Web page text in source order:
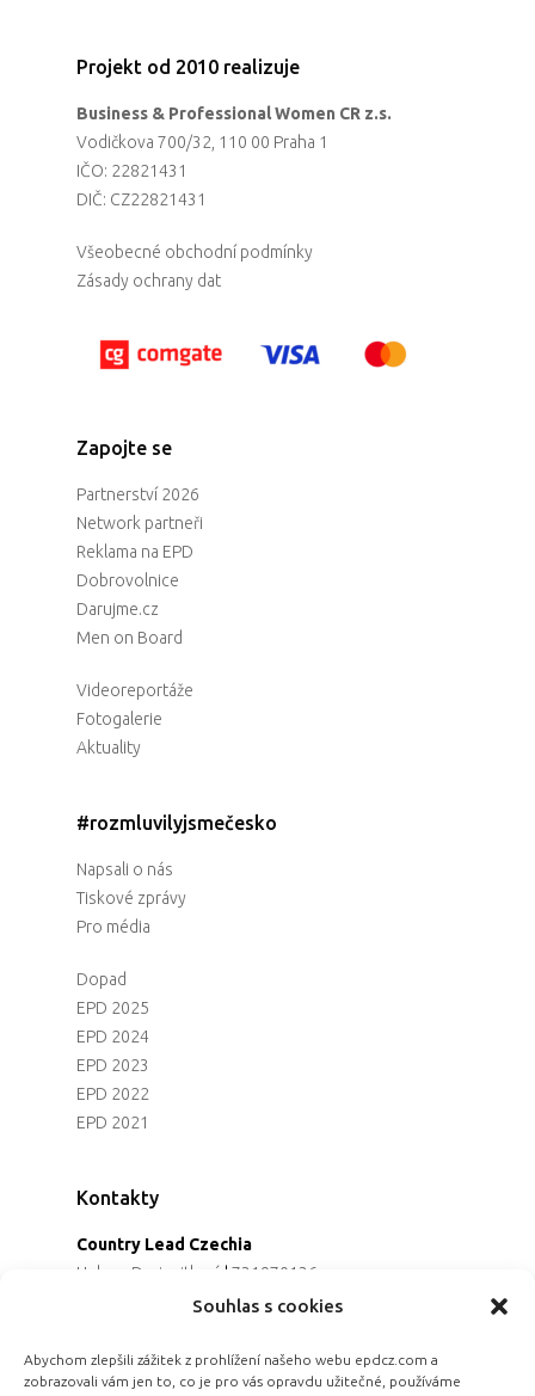
Souhlas s cookies
Abychom zlepšili zážitek z prohlížení našeho webu epdcz.com a
zobrazovali vám jen to, co je pro vás opravdu užitečné, používáme
Projekt od 2010 realizuje
Business & Professional Women CR z.s.
Vodičkova 700/32, 110 00 Praha 1
IČO: 22821431
DIČ: CZ22821431
Všeobecné obchodní podmínky
Zásady ochrany dat
Zapojte se
Partnerství 2026
Network partneři
Reklama na EPD
Dobrovolnice
Darujme.cz
Men on Board
Videoreportáže
Fotogalerie
Aktuality
#rozmluvilyjsmečesko
Napsali o nás
Tiskové zprávy
Pro média
Dopad
EPD 2025
EPD 2024
EPD 2023
EPD 2022
EPD 2021
Kontakty
Country Lead Czechia
Helena Dreiseitlová | 731970136
Koordinátorka projektu
Programová ředitelka
Jana Černoušková |607782535